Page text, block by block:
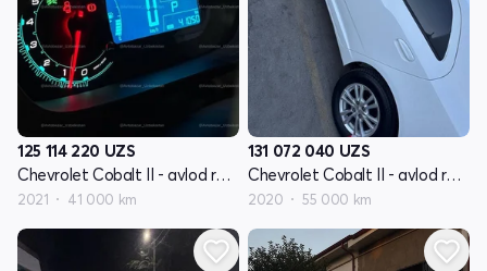
125 114 220 UZS
Chevrolet Cobalt II - avlod restyling
2021 41 000 km
131 072 040 UZS
Chevrolet Cobalt II - avlod restyling
2020 55 000 km